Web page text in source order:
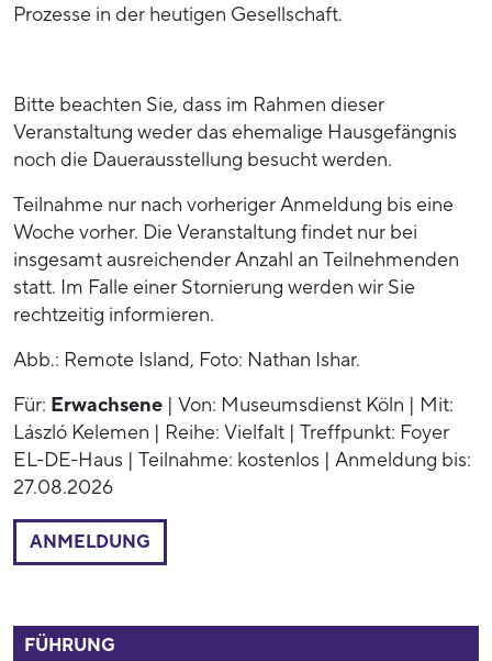
Prozesse in der heutigen Gesellschaft.
Bitte beachten Sie, dass im Rahmen dieser
Veranstaltung weder das ehemalige Hausgefängnis
noch die Dauerausstellung besucht werden.
Teilnahme nur nach vorheriger Anmeldung bis eine
Woche vorher. Die Veranstaltung findet nur bei
insgesamt ausreichender Anzahl an Teilnehmenden
statt. Im Falle einer Stornierung werden wir Sie
rechtzeitig informieren.
Abb.: Remote Island, Foto: Nathan Ishar.
Für: Erwachsene | Von: Museumsdienst Köln | Mit:
László Kelemen | Reihe: Vielfalt | Treffpunkt: Foyer
EL-DE-Haus | Teilnahme: kostenlos | Anmeldung bis:
27.08.2026
ANMELDUNG
FÜHRUNG